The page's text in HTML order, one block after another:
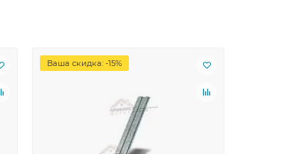
Ваша скидка: -15%